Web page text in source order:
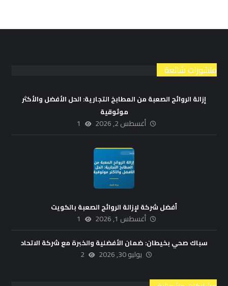
منشورات شائعة
إزالة الروائح الصعبة من المطابخ التجارية: الحل الأفضل والأكثر
موثوقية
أغسطس 2, 2026 1
أفضل شركة لإزالة الروائح الصعبة بالكويت
أغسطس 1, 2026 1
سباك صحي بخيطان: ضمان الأفضلية والخبرة مع شركة الاتحاد
يوليو 30, 2026 2